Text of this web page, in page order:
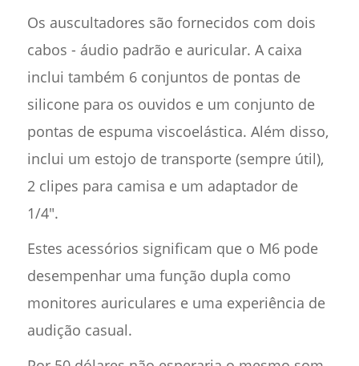
Os auscultadores são fornecidos com dois
cabos - áudio padrão e auricular. A caixa
inclui também 6 conjuntos de pontas de
silicone para os ouvidos e um conjunto de
pontas de espuma viscoelástica. Além disso,
inclui um estojo de transporte (sempre útil),
2 clipes para camisa e um adaptador de
1/4".
Estes acessórios significam que o M6 pode
desempenhar uma função dupla como
monitores auriculares e uma experiência de
audição casual.